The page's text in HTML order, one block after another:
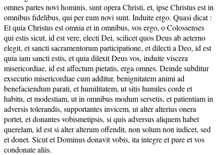
omnes partes novi hominis, sunt opera Christi, et, ipse Christus est in
omnibus fidelibus, qui per eum novi sunt. Induite ergo. Quasi dicat :
Et quia Christus est omnia et in omnibus, vos ergo, o Colossenses
qui estis sicut, id est vere, electi Dei, scilicet quos Deus ab aeterno
elegit, et sancti sacramentorum participatione, et dilecti a Deo, id est
quia iam sancti estis, et quia dilexit Deus vos, induite viscera
misericordiae, id est affectum pietatis, erga omnes. Deinde subditur
exsecutio misericordiae cum additur, benignitatem animi ad
benefaciendum parati, et humilitatem, ut sitis humiles corde et
habitu, et modestiam, ut in omnibus modum servetis, et patientiam in
adversis tolerandis, supportantes invicem, ut alter alterius onera
portet, et donantes vobismetipsis, si quis adversus aliquem habet
querelam, id est si alter alterum offendit, non solum non iudicet, sed
et donet. Sicut et Dominus donavit vobis, ita integre et pure et vos
condonate aliis.